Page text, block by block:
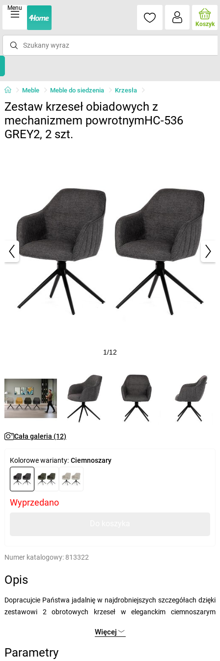
Menu
Koszyk
Meble Meble do siedzenia Krzesła
Zestaw krzeseł obiadowych z
mechanizmem powrotnymHC-536
GREY2, 2 szt.
1/12
Cała galeria (12)
Kolorowe warianty: Ciemnoszary
Wyprzedano
Numer katalogowy: 813322
Opis
Dopracujcie Państwa jadalnię w najdrobniejszych szczegółach dzięki
zestawowi 2 obrotowych krzeseł w eleganckim ciemnoszarym
ale także funkcjonalnością. Wyraziste ozdobne przeszycia na oparciu
i przedniej części siedziska w kolorze materiału obiciowego nadają
stylowy wygląd i gustownie podkreślają kształt krzesła. Tył oparcia
Więcej
Parametry